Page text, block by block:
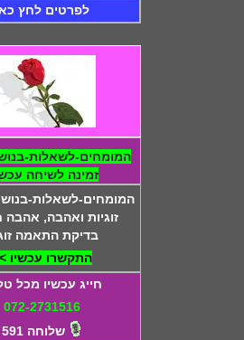
לפרטים לחץ
המומחים-לשאלות-
זמינה לשיחה
המומחים-לשאלות-
זוגיות ואהבה,
בדיקת התאמה
התקשרו עכשיו
חייג עכשיו מכל
072-2731516
שלוחה 591